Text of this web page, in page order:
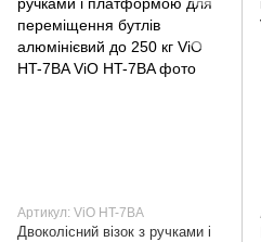
Артикул: ViO HT-7BA
Двоколісний візок з ручками і